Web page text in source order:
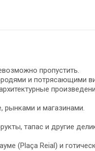
пропустить.
и потрясающими
рынками и магазинами.
тапас и другие
(Plaça Reial) и